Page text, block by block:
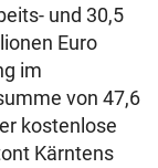
und 30,5
Euro
im
von 47,6
kostenlose
Kärntens